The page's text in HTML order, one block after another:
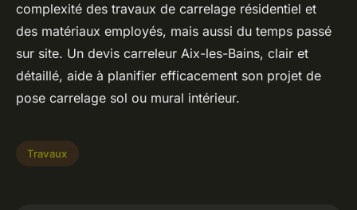
complexité des travaux de carrelage résidentiel et
des matériaux employés, mais aussi du temps passé
sur site. Un devis carreleur Aix-les-Bains, clair et
détaillé, aide à planifier efficacement son projet de
pose carrelage sol ou mural intérieur.
Travaux